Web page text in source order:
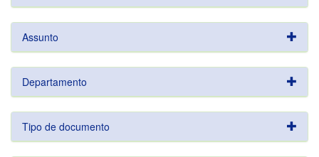
Assunto
Departamento
Tipo de documento